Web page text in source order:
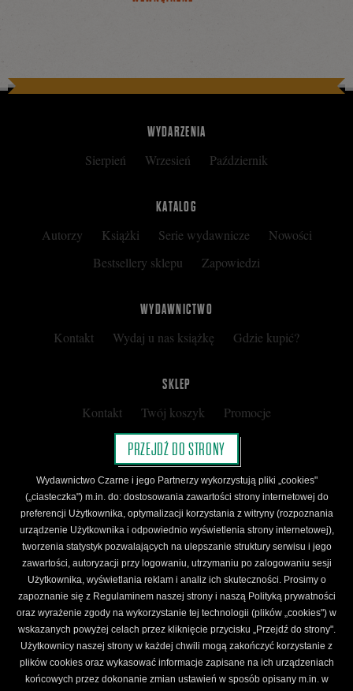
WYDARZENIA
Sierpień Wrzesień Październik
KATALOG
Autorzy Książki Serie wydawnicze
Nowości
Bestsellery sklepu
Zapowiedzi
WYDAWNICTWO
Kontakt Wydaj u nas książkę Gdzie kupić?
SKLEP
Kontakt Twój koszyk
Promocje
Kup kartę podarunkową
Nota prawna
Regulamin
Polityka prywatności
Regulamin Klubu Czarnego
Regulamin Karty Podarunkowej
ŚLEDŹ CZARNE
Facebook YouTube Instagram Newsletter
Wydawnictwo Czarne. Wszelkie prawa zastrzeżone. Projekt:Fajne Chłopaki,logo
wydawnictwa: Kamil Targosz.
PRZEJDŹ DO STRONY
Wydawnictwo Czarne i jego Partnerzy wykorzystują pliki „cookies"
(„ciasteczka") m.in. do: dostosowania zawartości strony internetowej do
preferencji Użytkownika, optymalizacji korzystania z witryny (rozpoznania
urządzenie Użytkownika i odpowiednio wyświetlenia strony internetowej),
tworzenia statystyk pozwalających na ulepszanie struktury serwisu i jego
zawartości, autoryzacji przy logowaniu, utrzymaniu po zalogowaniu sesji
Użytkownika, wyświetlania reklam i analiz ich skuteczności. Prosimy o
zapoznanie się z Regulaminem naszej strony i naszą Polityką prywatności
oraz wyrażenie zgody na wykorzystanie tej technologii (plików „cookies") w
wskazanych powyżej celach przez kliknięcie przycisku „Przejdź do strony".
Użytkownicy naszej strony w każdej chwili mogą zakończyć korzystanie z
plików cookies oraz wykasować informacje zapisane na ich urządzeniach
końcowych przez dokonanie zmian ustawień w sposób opisany m.in. w